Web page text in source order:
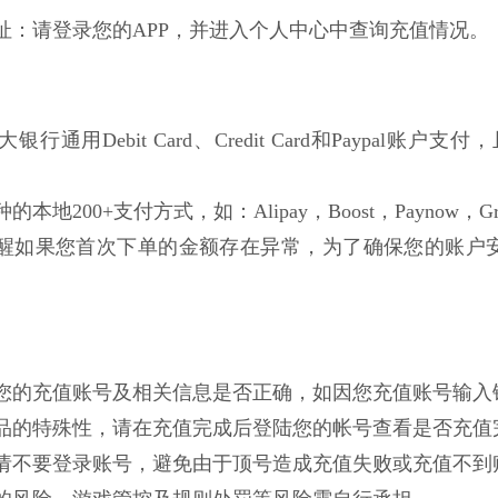
：请登录您的APP，并进入个人中心中查询充值情况。
银行通用Debit Card、Credit Card和Paypal账户支付，
的本地200+支付方式，如：Alipay，Boost，Paynow，
如果您首次下单的金额存在异常，为了确保您的账
的充值账号及相关信息是否正确，如因您充值账号输
的特殊性，请在充值完成后登陆您的帐号查看是否充
不要登录账号，避免由于顶号造成充值失败或充值不